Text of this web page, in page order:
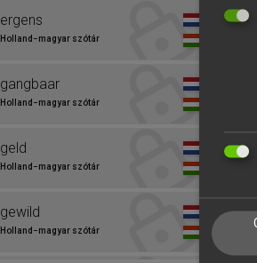
ergens
Holland−magyar szótár
gangbaar
Holland−magyar szótár
geld
Holland−magyar szótár
gewild
Holland−magyar szótár